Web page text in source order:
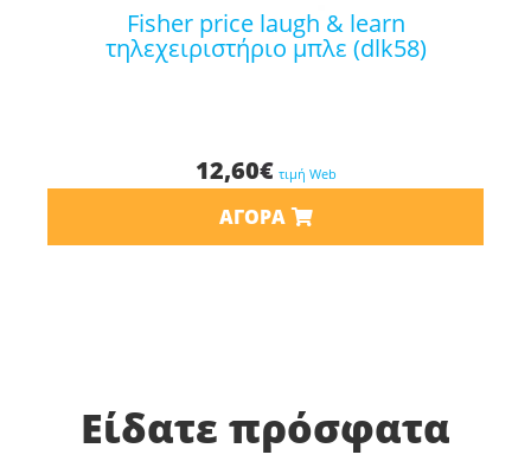
fisher price laugh & learn
τηλεχειριστήριο μπλε (dlk58)
12,60€ τιμή Web
ΑΓΟΡΆ
Είδατε πρόσφατα